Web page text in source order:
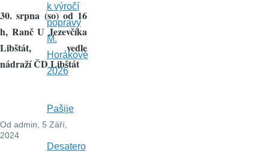
30. srpna (so) od 16
h, Ranč U Jezevčíka
Libštát, vedle
nádraží ČD Libštát
Od admin, 5 Září,
2024
k výročí
popravy
M.
Horákové
2026
Pašije
Desatero